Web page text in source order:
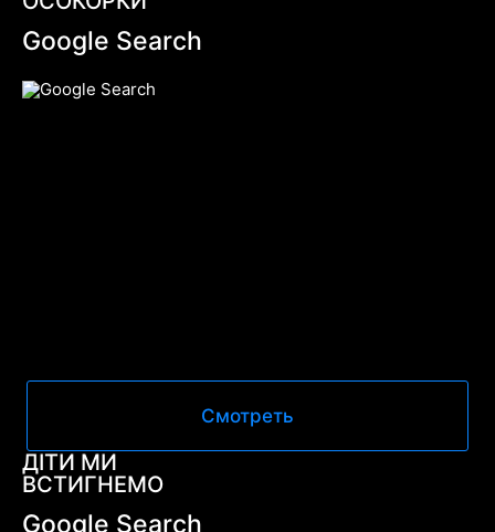
Google Search
Смотреть
ДІТИ МИ
ВСТИГНЕМО
Google Search